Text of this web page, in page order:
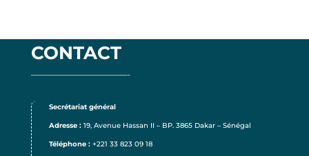
CONTACT
——————————————-
Secrétariat général
Adresse : 19, Avenue Hassan II – BP. 3865 Dakar – Sénégal
Téléphone : +221 33 823 09 18